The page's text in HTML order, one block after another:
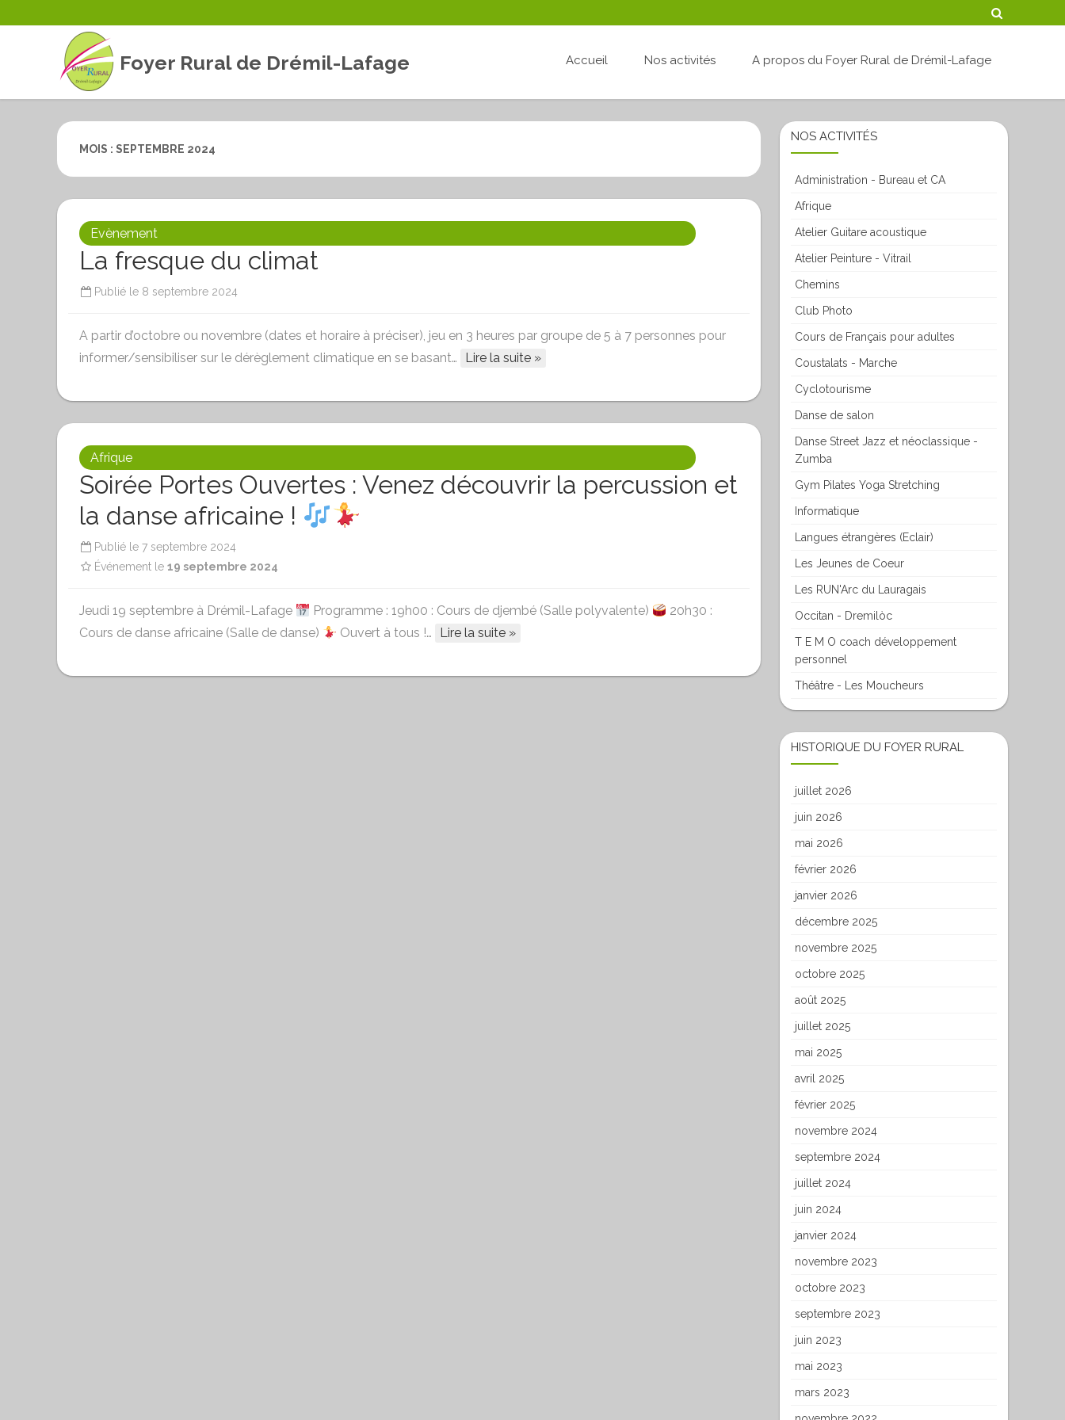
Foyer Rural de Drémil-Lafage
to
Accueil Nos activités A propos du Foyer Rural de Drémil-Lafage
MOIS : SEPTEMBRE 2024
Evènement
La fresque du climat
Publié le 8 septembre 2024
A partir d’octobre ou novembre (dates et horaire à préciser), jeu en 3 heures par groupe de 5 à 7 personnes pour
informer/sensibiliser sur le dérèglement climatique en se basant…
Lire la suite »
Afrique
Soirée Portes Ouvertes : Venez découvrir la percussion et
la danse africaine !
Publié le 7 septembre 2024
Événement le 19 septembre 2024
Jeudi 19 septembre à Drémil-Lafage Programme : 19h00 : Cours de djembé (Salle polyvalente)
20h30 :
Cours de danse africaine (Salle de danse)
Ouvert à tous !… Lire la suite »
NOS ACTIVITÉS
Administration - Bureau et CA
Afrique
Atelier Guitare acoustique
Atelier Peinture - Vitrail
Chemins
Club Photo
Cours de Français pour adultes
Coustalats - Marche
Cyclotourisme
Danse de salon
Danse Street Jazz et néoclassique -
Zumba
Gym Pilates Yoga Stretching
Informatique
Langues étrangères (Eclair)
Les Jeunes de Coeur
Les RUN'Arc du Lauragais
Occitan - Dremilòc
T E M O coach développement
personnel
Théâtre - Les Moucheurs
HISTORIQUE DU FOYER RURAL
juillet 2026
juin 2026
mai 2026
février 2026
janvier 2026
décembre 2025
novembre 2025
octobre 2025
août 2025
juillet 2025
mai 2025
avril 2025
février 2025
novembre 2024
septembre 2024
juillet 2024
juin 2024
janvier 2024
novembre 2023
octobre 2023
septembre 2023
juin 2023
mai 2023
mars 2023